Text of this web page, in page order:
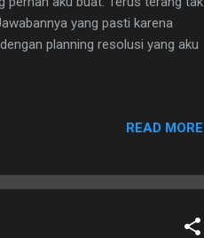
yang pasti karena
planning resolusi yang aku
READ MORE